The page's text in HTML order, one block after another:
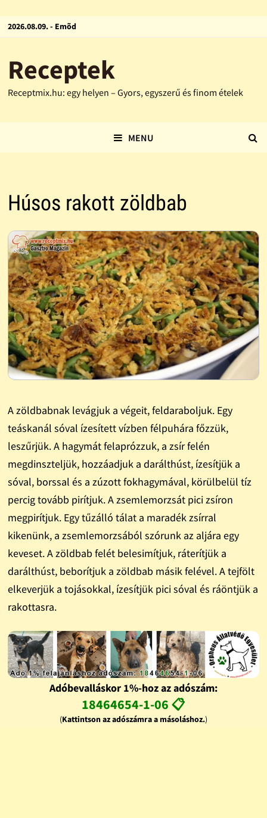
2026.08.09. - Emõd
Receptek
Receptmix.hu: egy helyen – Gyors, egyszerű és finom ételek
MENU
Húsos rakott zöldbab
A zöldbabnak levágjuk a végeit, feldaraboljuk. Egy
teáskanál sóval ízesített vízben félpuhára főzzük,
leszűrjük. A hagymát felaprózzuk, a zsír felén
megdinszteljük, hozzáadjuk a darálthúst, ízesítjük a
sóval, borssal és a zúzott fokhagymával, körülbelül tíz
percig tovább pirítjuk. A zsemlemorzsát pici zsíron
megpirítjuk. Egy tűzálló tálat a maradék zsírral
kikenünk, a zsemlemorzsából szórunk az aljára egy
keveset. A zöldbab felét belesimítjuk, ráterítjük a
darálthúst, beborítjuk a zöldbab másik felével. A tejfölt
elkeverjük a tojásokkal, ízesítjük pici sóval és ráöntjük a
rakottasra.
Adóbevalláskor 1%-hoz az adószám:
18464654-1-06 📋
(Kattintson az adószámra a másoláshoz.)